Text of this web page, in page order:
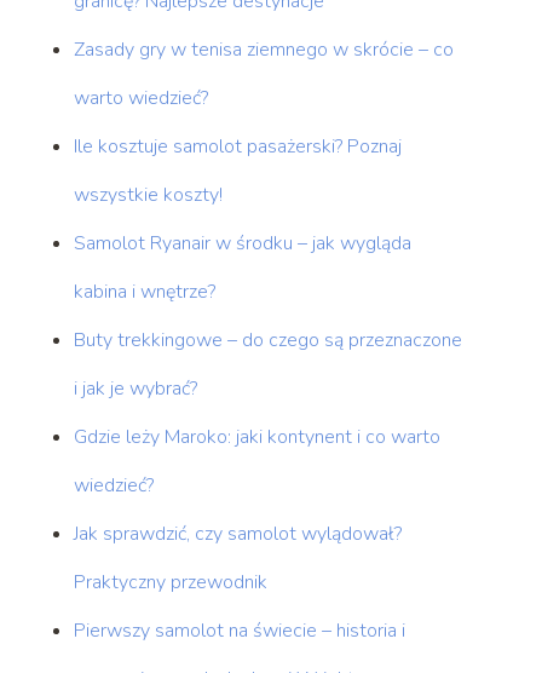
Zasady gry w tenisa ziemnego w skrócie – co
warto wiedzieć?
Ile kosztuje samolot pasażerski? Poznaj
wszystkie koszty!
Samolot Ryanair w środku – jak wygląda
kabina i wnętrze?
Buty trekkingowe – do czego są przeznaczone
i jak je wybrać?
Gdzie leży Maroko: jaki kontynent i co warto
wiedzieć?
Jak sprawdzić, czy samolot wylądował?
Praktyczny przewodnik
Pierwszy samolot na świecie – historia i